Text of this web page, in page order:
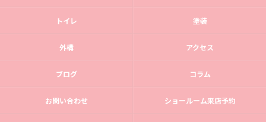
トイレ 塗装
外構 アクセス
ブログ コラム
お問い合わせ ショールーム来店予約